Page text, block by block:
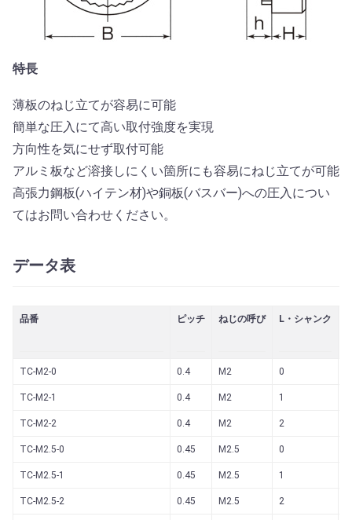
特長
薄板のねじ立てが容易に可能
簡単な圧入にて高い取付強度を実現
方向性を気にせず取付可能
アルミ板など溶接しにくい箇所にも容易にねじ立てが可能
高張力鋼板(ハイテン材)や銅板(バスバー)への圧入につい
てはお問い合わせください。
データ表
品番 ピッチ ねじの呼び L・シャンク
TC-M2-0 0.4 M2 0
TC-M2-1 0.4 M2 1
TC-M2-2 0.4 M2 2
TC-M2.5-0 0.45 M2.5 0
TC-M2.5-1 0.45 M2.5 1
TC-M2.5-2 0.45 M2.5 2